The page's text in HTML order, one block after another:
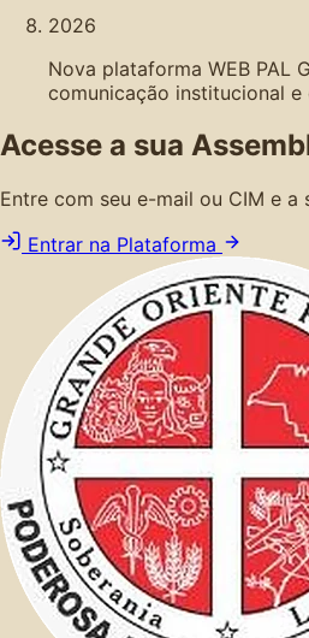
2026
Nova plataforma WEB PAL
comunicação institucional e
Acesse a sua
Entre com seu e-mail ou CIM e a
Entrar na Plataforma